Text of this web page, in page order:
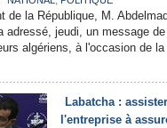
de la République, M.
adressé, jeudi, un message
algériens, à l'occasion de la
Labatcha : assister
l'entreprise à